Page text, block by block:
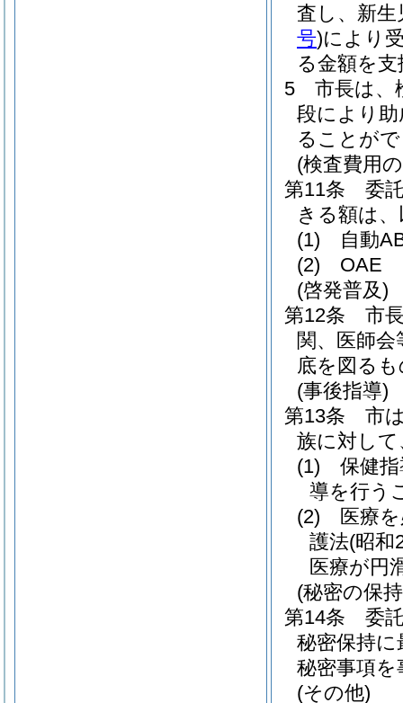
査し、新生
号)により
る金額を
5
市長は、
段により
ることが
(検査費用
第11条
委
きる額は
(1)
自動
(2)
OAE
(啓発普及)
第12条
市
関、医師
底を図る
(事後指導)
第13条
市
族に対し
(1)
保健
導を行う
(2)
医療
護法(昭和
医療が円
(秘密の保
第14条
委
秘密保持
秘密事項
(その他)